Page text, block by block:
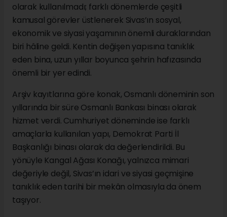
olarak kullanılmadı; farklı dönemlerde çeşitli
kamusal görevler üstlenerek Sivas’ın sosyal,
ekonomik ve siyasi yaşamının önemli duraklarından
biri hâline geldi. Kentin değişen yapısına tanıklık
eden bina, uzun yıllar boyunca şehrin hafızasında
önemli bir yer edindi.
Arşiv kayıtlarına göre konak, Osmanlı döneminin son
yıllarında bir süre Osmanlı Bankası binası olarak
hizmet verdi. Cumhuriyet döneminde ise farklı
amaçlarla kullanılan yapı, Demokrat Parti İl
Başkanlığı binası olarak da değerlendirildi. Bu
yönüyle Kangal Ağası Konağı, yalnızca mimari
değeriyle değil, Sivas’ın idari ve siyasi geçmişine
tanıklık eden tarihi bir mekân olmasıyla da önem
taşıyor.